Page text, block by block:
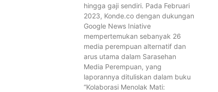
hingga gaji sendiri. Pada Februari
2023, Konde.co dengan dukungan
Google News Iniative
mempertemukan sebanyak 26
media perempuan alternatif dan
arus utama dalam Sarasehan
Media Perempuan, yang
laporannya dituliskan dalam buku
“Kolaborasi Menolak Mati: